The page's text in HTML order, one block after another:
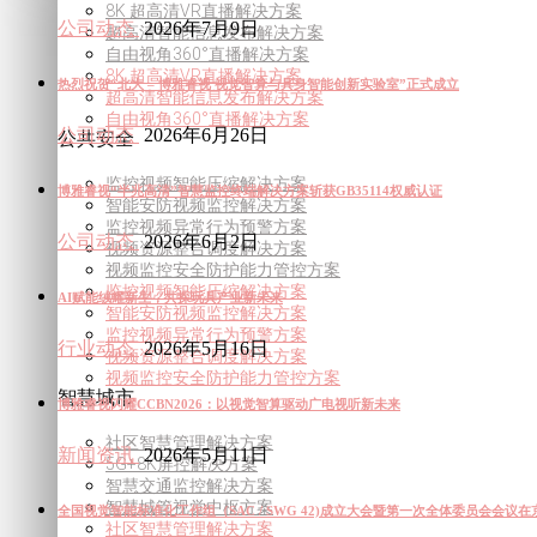
8K 超高清VR直播解决方案
超高清智能信息发布解决方案
自由视角360°直播解决方案
8K 超高清VR直播解决方案
超高清智能信息发布解决方案
自由视角360°直播解决方案
公共安全
监控视频智能压缩解决方案
智能安防视频监控解决方案
监控视频异常行为预警方案
视频资源整合调度解决方案
视频监控安全防护能力管控方案
监控视频智能压缩解决方案
智能安防视频监控解决方案
监控视频异常行为预警方案
视频资源整合调度解决方案
视频监控安全防护能力管控方案
智慧城市
社区智慧管理解决方案
5G+8K屏控解决方案
智慧交通监控解决方案
智慧城管视觉中枢方案
社区智慧管理解决方案
公司动态 2026年7月9日
热烈祝贺“北大 – 博雅睿视 视觉智算与具身智能创新实验室”正式成立
公司动态 2026年6月26日
博雅睿视“半兆高清”智慧监控终端解决方案斩获GB35114权威认证
公司动态 2026年6月2日
AI赋能绒耀新生，共探玩具产业新未来
行业动态 2026年5月16日
博雅睿视闪耀CCBN2026：以视觉智算驱动广电视听新未来
新闻资讯 2026年5月11日
全国视觉智能标准化工作组（SAC / SWG 42)成立大会暨第一次全体委员会会议在